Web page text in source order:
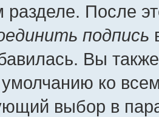
разделе. После
подпись
Вы
умолчанию ко
выбор в